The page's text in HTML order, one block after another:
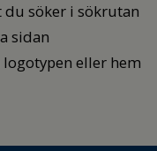
du söker i sökrutan
sidan
logotypen eller hem